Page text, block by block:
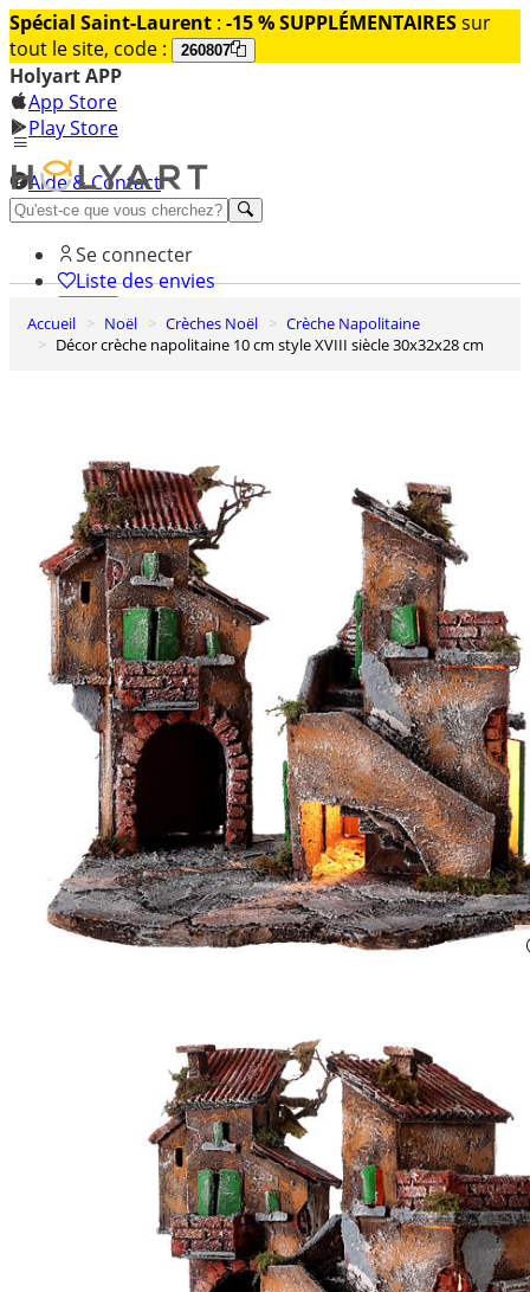
Spécial Saint-Laurent : -15 % SUPPLÉMENTAIRESsur
tout le site, code :
260807
Holyart APP
App Store
Play Store
Aide & Contact
Découvrez Premium
Se connecter
Liste des envies
0
Panier
Accueil Noël Crèches Noël
Crèche Napolitaine
Décor crèche napolitaine 10 cm style XVIII siècle 30x32x28 cm